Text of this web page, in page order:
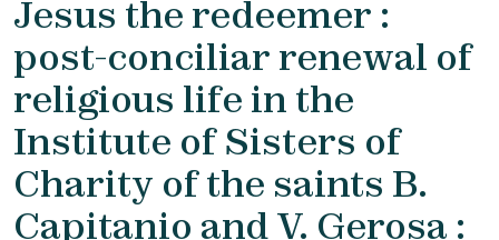
Jesus the redeemer :
post-conciliar renewal of
religious life in the
Institute of Sisters of
Charity of the saints B.
Capitanio and V. Gerosa :